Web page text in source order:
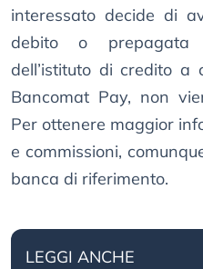
interessato decide di
debito o prepagata
dell’istituto di credito a
Bancomat Pay, non
Per ottenere maggior
e commissioni,
banca di riferimento.
LEGGI ANCHE